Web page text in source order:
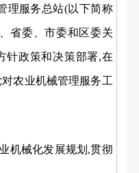
服务总站(以下简称
省委、市委和区委关
针政策和决策部署,在
农业机械管理服务工
械化发展规划,贯彻